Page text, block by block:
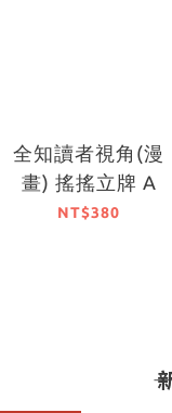
全知讀者視角(漫
畫) 搖搖立牌 A
NT$380